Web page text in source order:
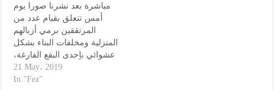
مباشرة بعد نشرنا صورا يوم
أمس تتعلق بقيام عدد من
المرتفقين برمي أزبالهم
المنزلية ومخلفات البناء بشكل
عشوائي بإحدى البقع الفارغة،
على مستوى تجزئة بلعباس
حي أنس3، دائرة عين اعمير
21 May، 2019
In "Fez"